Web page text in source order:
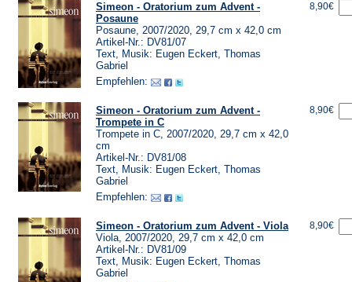
Simeon - Oratorium zum Advent -
Posaune
Posaune, 2007/2020, 29,7 cm x 42,0 cm
Artikel-Nr.: DV81/07
Text, Musik: Eugen Eckert, Thomas
Gabriel
Empfehlen:
8,90€
Simeon - Oratorium zum Advent -
Trompete in C
Trompete in C, 2007/2020, 29,7 cm x 42,0
cm
Artikel-Nr.: DV81/08
Text, Musik: Eugen Eckert, Thomas
Gabriel
Empfehlen:
8,90€
Simeon - Oratorium zum Advent - Viola
Viola, 2007/2020, 29,7 cm x 42,0 cm
Artikel-Nr.: DV81/09
Text, Musik: Eugen Eckert, Thomas
Gabriel
8,90€